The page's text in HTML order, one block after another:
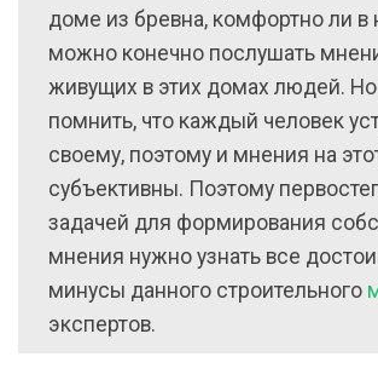
доме из бревна, комфортно ли в
можно конечно послушать
живущих в этих домах людей. Но
помнить, что каждый человек
своему, поэтому и мнения на
субъективны. Поэтому
задачей для формирования
мнения нужно узнать все
минусы данного строительного
экспертов.